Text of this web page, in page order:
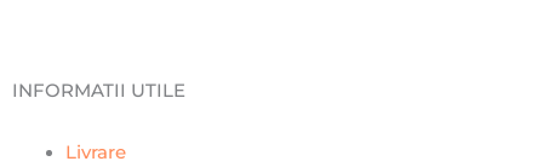
INFORMATII UTILE
Livrare